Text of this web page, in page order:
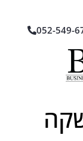
052-549-